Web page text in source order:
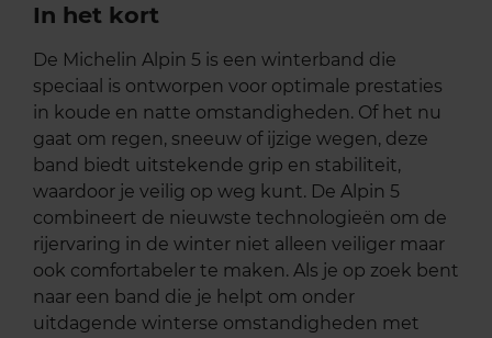
In het kort
De Michelin Alpin 5 is een winterband die
speciaal is ontworpen voor optimale prestaties
in koude en natte omstandigheden. Of het nu
gaat om regen, sneeuw of ijzige wegen, deze
band biedt uitstekende grip en stabiliteit,
waardoor je veilig op weg kunt. De Alpin 5
combineert de nieuwste technologieën om de
rijervaring in de winter niet alleen veiliger maar
ook comfortabeler te maken. Als je op zoek bent
naar een band die je helpt om onder
uitdagende winterse omstandigheden met